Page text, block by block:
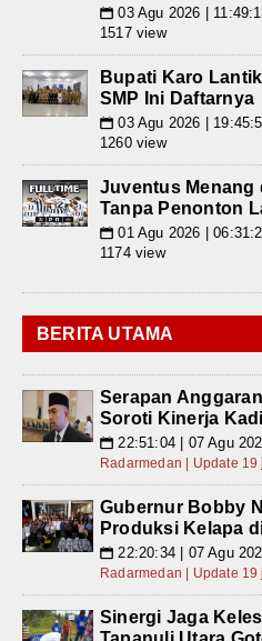
📅 03 Agu 2026 |
1517 view
Bupati Karo
SMP Ini Daftarnya
📅 03 Agu 2026 |
1260 view
Juventus Menang
Tanpa Penonton
📅 01 Agu 2026 |
1174 view
BERITA UTAMA
Serapan
Soroti Kinerja
📅 22:51:04 | 07 Agu
Radarmedan | Update
Gubernur Bobby
Produksi Kelapa
📅 22:20:34 | 07 Agu
Radarmedan | Update
Sinergi Jaga